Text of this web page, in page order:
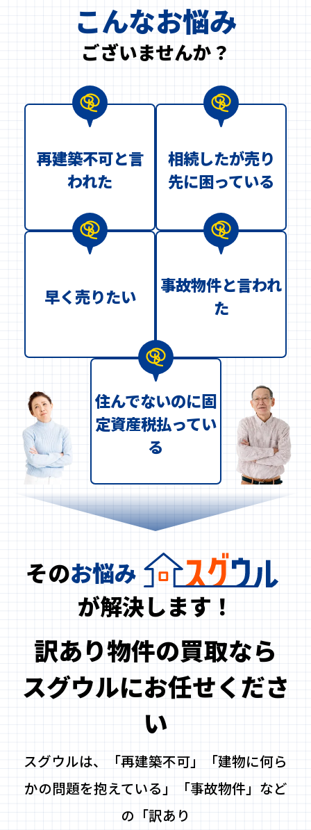
こんなお悩み
ございませんか？
再建築不可と言
われた
相続したが売り
先に困っている
早く売りたい
事故物件と言われ
た
住んでないのに固
定資産税払ってい
る
そのお悩み
が解決します！
訳あり物件の買取なら
スグウルにお任せくださ
い
スグウルは、「再建築不可」「建物に何ら
かの問題を抱えている」「事故物件」など
の「訳あり